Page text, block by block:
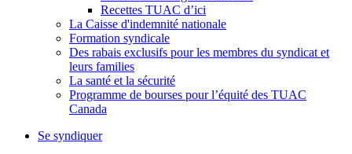
Recettes TUAC d’ici
La Caisse d'indemnité nationale
Formation syndicale
Des rabais exclusifs pour les membres du syndicat et
leurs families
La santé et la sécurité
Programme de bourses pour l’équité des TUAC
Canada
Se syndiquer